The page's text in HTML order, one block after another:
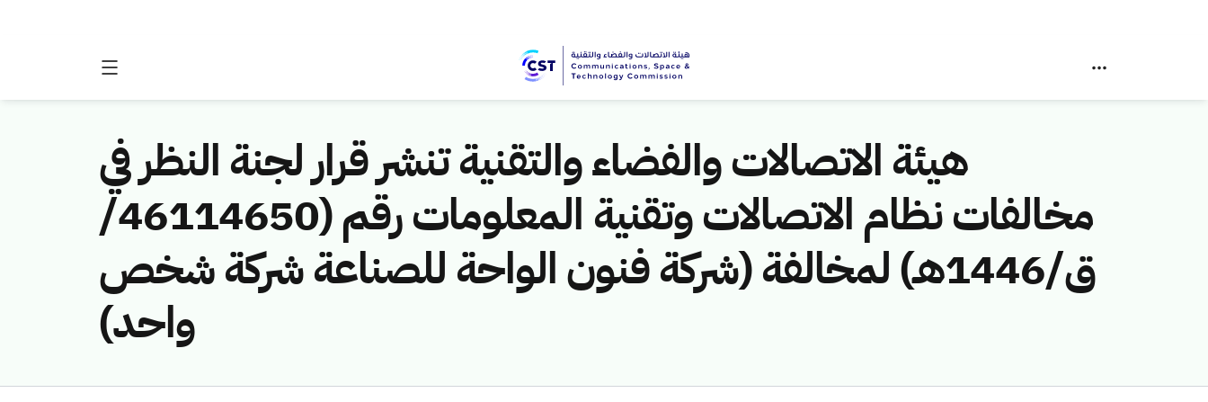
هيئة الاتصالات والفضاء والتقنية تنشر قرار لجنة النظر في
مخالفات نظام الاتصالات وتقنية المعلومات رقم (46114650/
ق/1446هـ) لمخالفة (شركة فنون الواحة للصناعة شركة شخص
واحد)